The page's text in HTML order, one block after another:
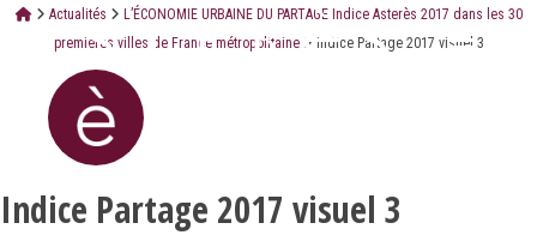
Actualités
L’ÉCONOMIE URBAINE DU PARTAGE Indice Asterès 2017 dans les 30
premières villes de France métropolitaine
Indice Partage 2017 visuel 3
Indice Partage 2017 visuel 3